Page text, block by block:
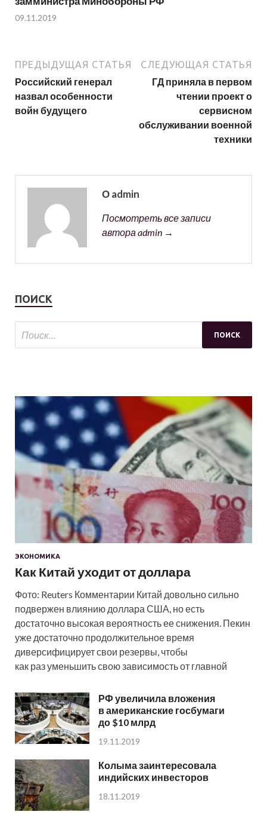
09.11.2019
ПРЕДЫДУЩАЯ СТАТЬЯ
Российский генерал
назвал особенности
войн будущего
СЛЕДУЮЩАЯ СТАТЬЯ
ГД приняла в первом
чтении проект о
сервисном
обслуживании военной
техники
О admin
Посмотреть все записи
автора admin →
ПОИСК
ЭКОНОМИКА
Как Китай уходит от доллара
Фото: Reuters Комментарии Китай довольно сильно
подвержен влиянию доллара США, но есть
достаточно высокая вероятность ее снижения. Пекин
уже достаточно продолжительное время
диверсифицирует свои резервы, чтобы
как раз уменьшить свою зависимость от главной
РФ увеличила вложения
в американские госбумаги
до $10 млрд
19.11.2019
Колыма заинтересовала
индийских инвесторов
18.11.2019